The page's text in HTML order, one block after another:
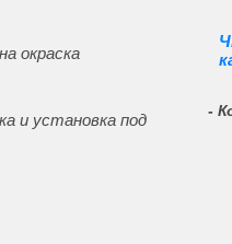
окраска
и установка под
-